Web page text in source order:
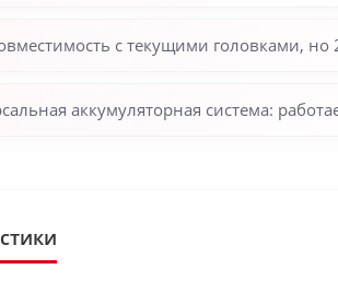
с текущими головками,
аккумуляторная система: